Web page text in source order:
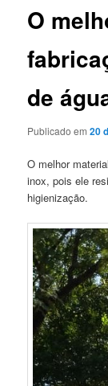
O
de
Publicado em20
O melhor
inox, pois ele
higienização.